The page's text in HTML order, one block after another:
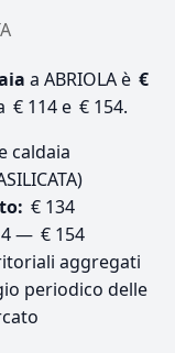
a ABRIOLA è €
114 e € 154.
caldaia
€ 134
— € 154
aggregati
periodico delle